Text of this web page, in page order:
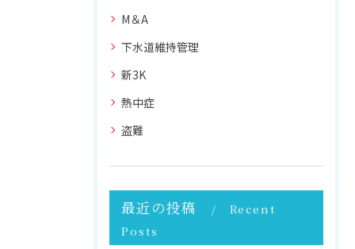
M＆A
下水道維持管理
新3K
熱中症
盗難
最近の投稿
Recent
Posts